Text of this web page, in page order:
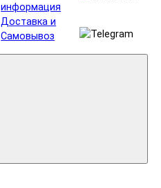
информация
Доставка и
Самовывоз